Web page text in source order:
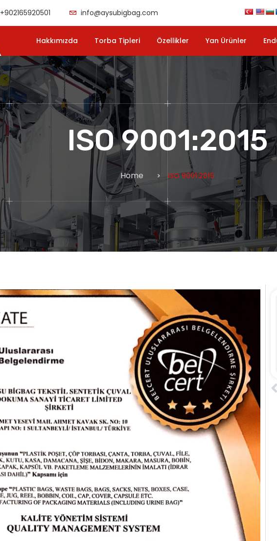
+902165920501 info@aysubigbag.com
Hakkımızda Torba Tipleri Özellikler Yan Ürünler
ISO 9001:2015
Home ISO 9001:2015